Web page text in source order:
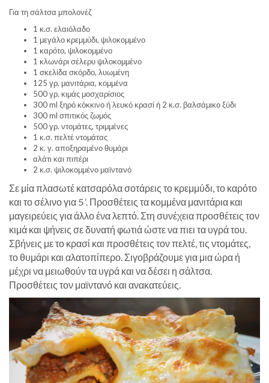
Για τη σάλτσα μπολονέζ
1 κ.σ. ελαιόλαδο
1 μεγάλο κρεμμύδι, ψιλοκομμένο
1 καρότο, ψιλοκομμένο
1 κλωνάρι σέλερυ ψιλοκομμένο
1 σκελίδα σκόρδο, λυωμένη
125 γρ. μανιτάρια, κομμένα
500 γρ. κιμάς μοσχαρίσιος
300 ml ξηρό κόκκινο ή λευκό κρασί ή 2 κ.σ. βαλσάμικο ξύδι
300 ml σπιτικός ζωμός
500 γρ. ντομάτες, τριμμένες
1 κ.σ. πελτέ ντομάτας
2 κ. γ. αποξηραμένο θυμάρι
αλάτι και πιπέρι
2 κ.σ. ψιλοκομμένο μαϊντανό
Σε μία πλασωτέ κατσαρόλα σοτάρεις το κρεμμύδι, το καρότο
και το σέλινο για 5 ‘. Προσθέτεις τα κομμένα μανιτάρια και
μαγειρεύεις για άλλο ένα λεπτό. Στη συνέχεια προσθέτεις τον
κιμά και ψήνεις σε δυνατή φωτιά ώστε να πιει τα υγρά του.
Σβήνεις με το κρασί και προσθέτεις τον πελτέ, τις ντομάτες,
το θυμάρι και αλατοπίπερο. Σιγοβράζουμε για μια ώρα ή
μέχρι να μειωθούν τα υγρά και να δέσει η σάλτσα.
Προσθέτεις τον μαϊντανό και ανακατεύεις.